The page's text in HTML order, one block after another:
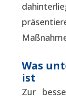
Was
ist
Zur